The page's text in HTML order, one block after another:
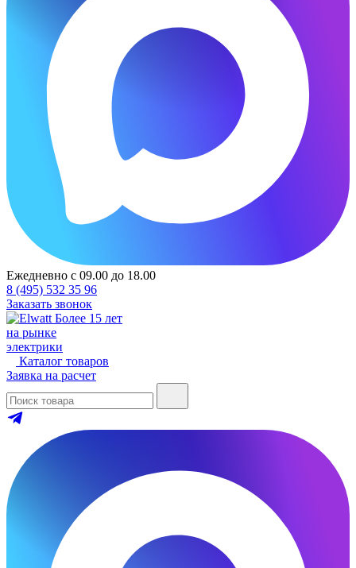
Ежедневно с 09.00 до 18.00
8 (495) 532 35 96
Заказать звонок
Более 15 лет
на рынке
электрики
Каталог товаров
Заявка на расчет